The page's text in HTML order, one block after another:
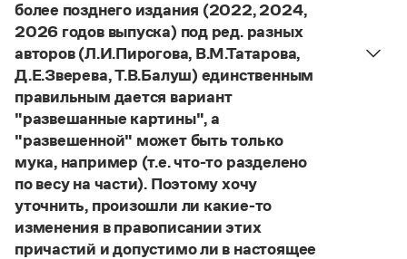
Азбучные истины
Словарь-справочник непростые слова
Все справочники портала
Журнал
Статьи
Монологи
Интервью
Лекции и подкасты
Рекомендуем
более позднего издания (2022, 2024,
2026 годов выпуска) под ред. разных
авторов (Л.И.Пирогова, В.М.Татарова,
Д.Е.Зверева, Т.В.Балуш) единственным
правильным дается вариант
"развешанные картины", а
"развешенной" может быть только
мука, например (т.е. что-то разделено
по весу на части). Поэтому хочу
уточнить, произошли ли какие-то
изменения в правописании этих
причастий и допустимо ли в настоящее